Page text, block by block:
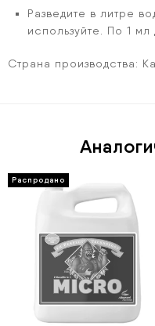
Разведите в литре
используйте. По 1 мл
Страна производства: